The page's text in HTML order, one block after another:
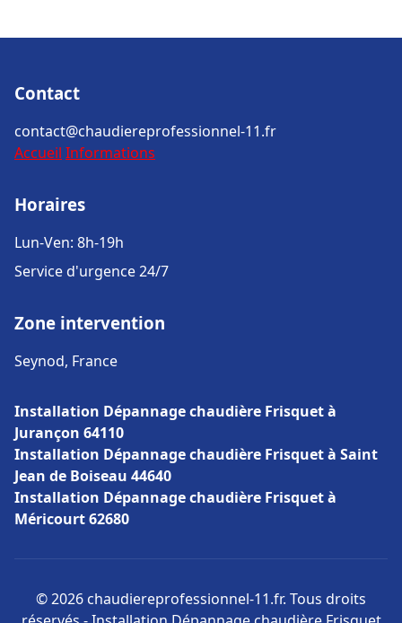
Contact
contact@chaudiereprofessionnel-11.fr
Accueil Informations
Horaires
Lun-Ven: 8h-19h
Service d'urgence 24/7
Zone intervention
Seynod, France
Installation Dépannage chaudière Frisquet à
Jurançon 64110
Installation Dépannage chaudière Frisquet à Saint
Jean de Boiseau 44640
Installation Dépannage chaudière Frisquet à
Méricourt 62680
© 2026 chaudiereprofessionnel-11.fr. Tous droits